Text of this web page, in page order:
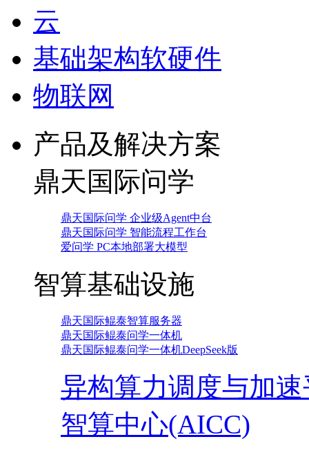
云
基础架构软硬件
物联网
产品及解决方案
鼎天国际问学
鼎天国际问学 企业级Agent中台
鼎天国际问学 智能流程工作台
爱问学 PC本地部署大模型
智算基础设施
鼎天国际鲲泰智算服务器
鼎天国际鲲泰问学一体机
鼎天国际鲲泰问学一体机DeepSeek版
异构算力调度与加
智算中心(AICC)